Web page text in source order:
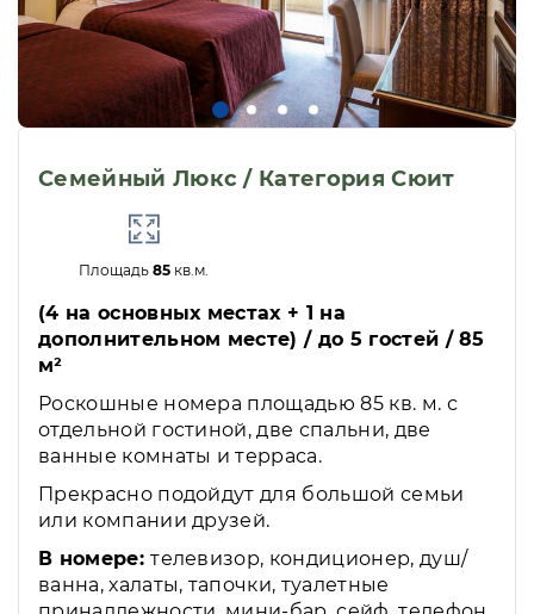
Семейный Люкс / Категория Сюит
Площадь85 кв.м.
(4 на основных местах + 1 на
дополнительном месте) / до 5 гостей / 85
м²
Роскошные номера площадью 85 кв. м. с
отдельной гостиной, две спальни, две
ванные комнаты и терраса.
Прекрасно подойдут для большой семьи
или компании друзей.
В номере:телевизор, кондиционер, душ/
ванна, халаты, тапочки, туалетные